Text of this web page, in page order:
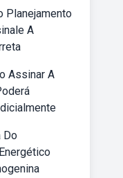
Planejamento
A
Assinar A
Do